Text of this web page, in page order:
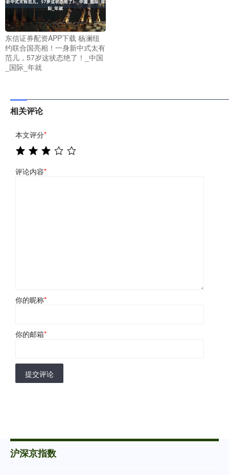
东信证券配资APP下载 杨澜纽
约联合国亮相！一身新中式太有
范儿，57岁这状态绝了！_中国
_国际_年就
相关评论
本文评分*
评论内容*
你的昵称*
你的邮箱*
提交评论
沪深京指数